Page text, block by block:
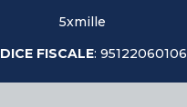
5xmille
FISCALE: 95122060106